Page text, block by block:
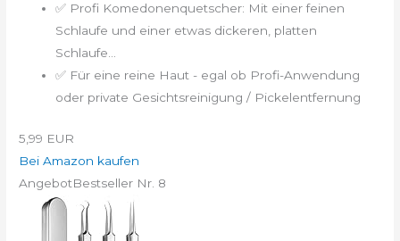
✅ Profi Komedonenquetscher: Mit einer feinen
Schlaufe und einer etwas dickeren, platten
Schlaufe...
✅ Für eine reine Haut - egal ob Profi-Anwendung
oder private Gesichtsreinigung / Pickelentfernung
5,99 EUR
Bei Amazon kaufen
AngebotBestseller Nr. 8